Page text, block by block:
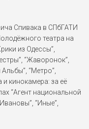
(2010)
Спивака в СПбГАТИ
театра на
из Одессы”,
“Жаворонок”,
“Метро”,
и кинокамера: за её
“Агент национальной
“Иные”,